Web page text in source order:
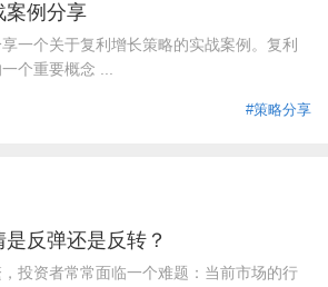
案例分享
一个关于复利增长策略的实战案例。复利
个重要概念 ...
#策略分享
反弹还是反转？
投资者常常面临一个难题：当前市场的行